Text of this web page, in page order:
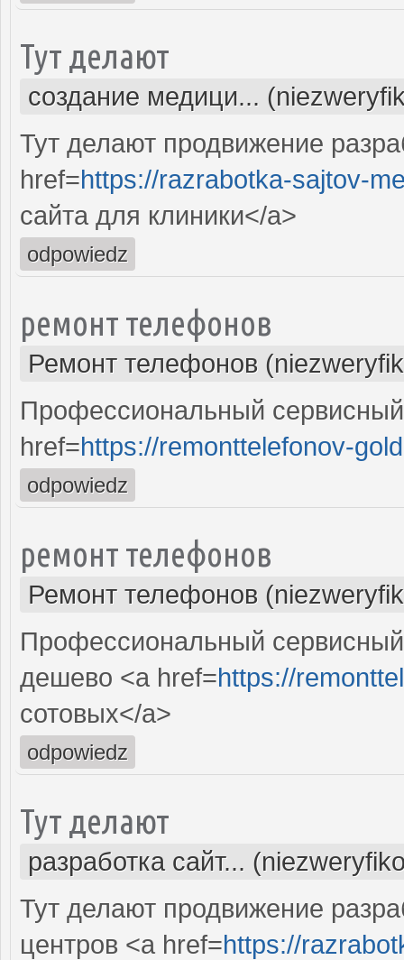
Тут делают
создание медици...
Тут делают продвижение
href=https://razrabotka-sajtov-
сайта для клиники</a>
odpowiedz
ремонт телефонов
Ремонт телефонов
Профессиональный
href=https://remonttelefonov-
odpowiedz
ремонт телефонов
Ремонт телефонов
Профессиональный
дешево <a href=https://
сотовых</a>
odpowiedz
Тут делают
разработка сайт...
Тут делают продвижение
центров <a href=https://